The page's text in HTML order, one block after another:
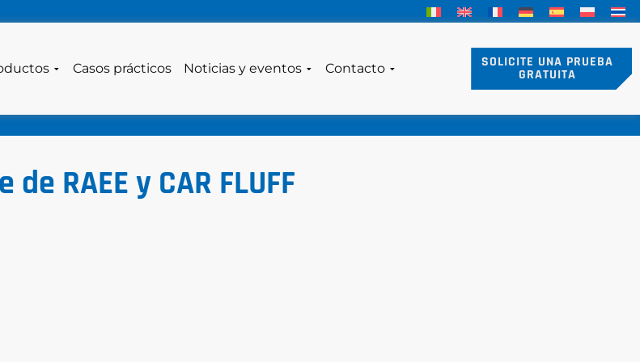
Casos prácticos Noticias y eventos Contacto SOLICITE UNA PRUEBA
GRATUITA
de RAEE y CAR FLUFF